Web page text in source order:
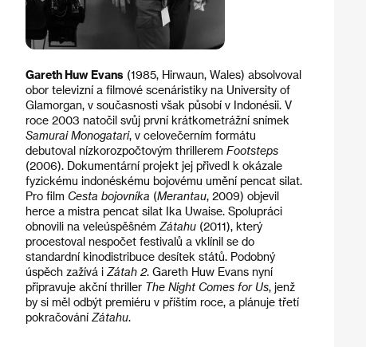
Gareth Huw Evans(1985, Hirwaun, Wales) absolvoval
obor televizní a filmové scenáristiky na University of
Glamorgan, v současnosti však působí v Indonésii. V
roce 2003 natočil svůj první krátkometrážní snímek
Samurai Monogatari, v celovečerním formátu
debutoval nízkorozpočtovým thrillerem Footsteps
(2006). Dokumentární projekt jej přivedl k okázale
fyzickému indonéskému bojovému umění pencat silat.
Pro film Cesta bojovníka (Merantau, 2009) objevil
herce a mistra pencat silat Ika Uwaise. Spolupráci
obnovili na veleúspěšném Zátahu(2011), který
procestoval nespočet festivalů a vklínil se do
standardní kinodistribuce desítek států. Podobný
úspěch zažívá i Zátah 2. Gareth Huw Evans nyní
připravuje akční thriller The Night Comes for Us, jenž
by si měl odbýt premiéru v příštím roce, a plánuje třetí
pokračování Zátahu.